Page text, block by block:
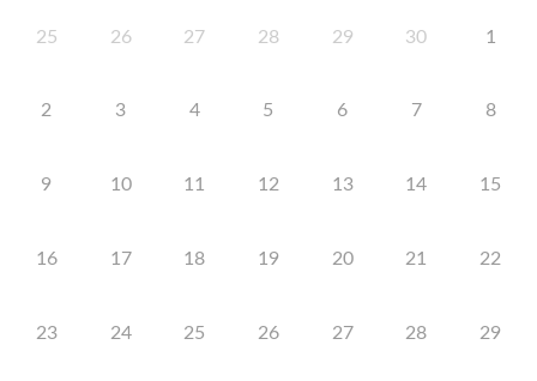
25 26 27 28 29 30 1
2 3 4 5 6 7 8
9 10 11 12 13 14 15
16 17 18 19 20 21 22
23 24 25 26 27 28 29